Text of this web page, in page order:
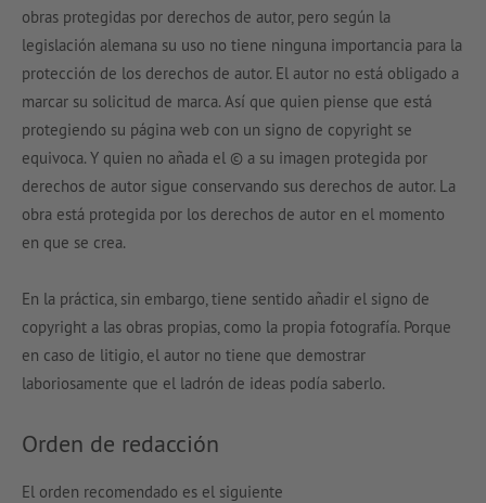
obras protegidas por derechos de autor, pero según la
legislación alemana su uso no tiene ninguna importancia para la
protección de los derechos de autor. El autor no está obligado a
marcar su solicitud de marca. Así que quien piense que está
protegiendo su página web con un signo de copyright se
equivoca. Y quien no añada el © a su imagen protegida por
derechos de autor sigue conservando sus derechos de autor. La
obra está protegida por los derechos de autor en el momento
en que se crea.
En la práctica, sin embargo, tiene sentido añadir el signo de
copyright a las obras propias, como la propia fotografía. Porque
en caso de litigio, el autor no tiene que demostrar
laboriosamente que el ladrón de ideas podía saberlo.
Orden de redacción
El orden recomendado es el siguiente